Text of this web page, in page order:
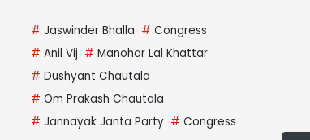
# Jaswinder Bhalla # Congress
# Anil Vij # Manohar Lal Khattar
# Dushyant Chautala
# Om Prakash Chautala
# Jannayak Janta Party # Congress